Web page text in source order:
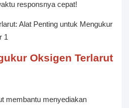
responsnya cepat!
Oksigen Terlarut
membantu menyediakan